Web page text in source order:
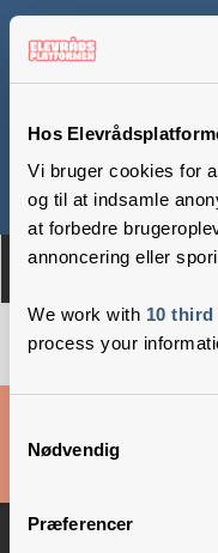
Hos
Vi bruger cookies for
og til at indsamle
at forbedre
annoncering eller
We work with 10
process your
Nødvendig
Præferencer
Om Medlemmer